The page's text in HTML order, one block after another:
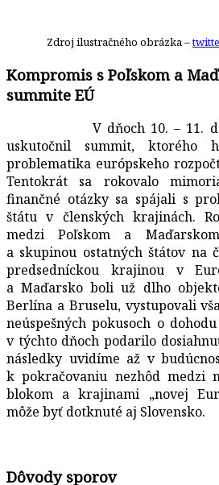
Zdroj ilustračného obrázka –
Kompromis s Poľskom a
summite EÚ
V dňoch 10. – 11.
uskutočnil summit, ktorého
problematika európskeho
Tentokrát sa rokovalo
finančné otázky sa spájali s
štátu v členských krajinách.
medzi Poľskom a
a skupinou ostatných štátov na
predsedníckou krajinou v
a Maďarsko boli už dlho
Berlína a Bruselu, vystupovali
neúspešných pokusoch o
v týchto dňoch podarilo
následky uvidíme až v
k pokračovaniu nezhôd medzi
blokom a krajinami „novej
môže byť dotknuté aj Slovensko.
Dôvody sporov